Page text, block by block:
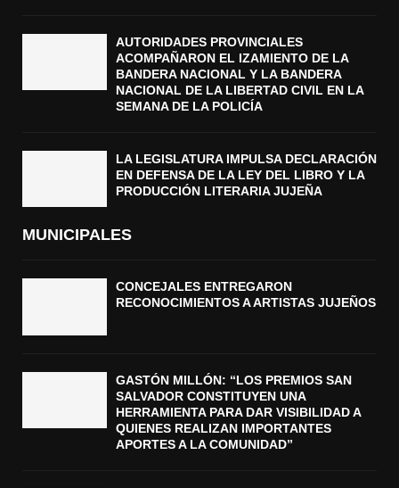
AUTORIDADES PROVINCIALES
ACOMPAÑARON EL IZAMIENTO DE LA
BANDERA NACIONAL Y LA BANDERA
NACIONAL DE LA LIBERTAD CIVIL EN LA
SEMANA DE LA POLICÍA
LA LEGISLATURA IMPULSA DECLARACIÓN
EN DEFENSA DE LA LEY DEL LIBRO Y LA
PRODUCCIÓN LITERARIA JUJEÑA
MUNICIPALES
CONCEJALES ENTREGARON
RECONOCIMIENTOS A ARTISTAS JUJEÑOS
GASTÓN MILLÓN: “LOS PREMIOS SAN
SALVADOR CONSTITUYEN UNA
HERRAMIENTA PARA DAR VISIBILIDAD A
QUIENES REALIZAN IMPORTANTES
APORTES A LA COMUNIDAD”